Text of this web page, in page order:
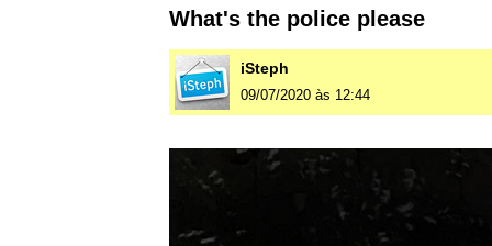
What's the police please
iSteph
09/07/2020 às 12:44